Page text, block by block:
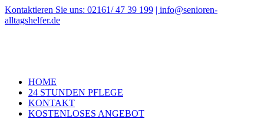
Zum
Inhalt
Kontaktieren Sie uns: 02161/ 47 39 199 | info@senioren-
alltagshelfer.de
HOME
24 STUNDEN PFLEGE
KONTAKT
KOSTENLOSES ANGEBOT